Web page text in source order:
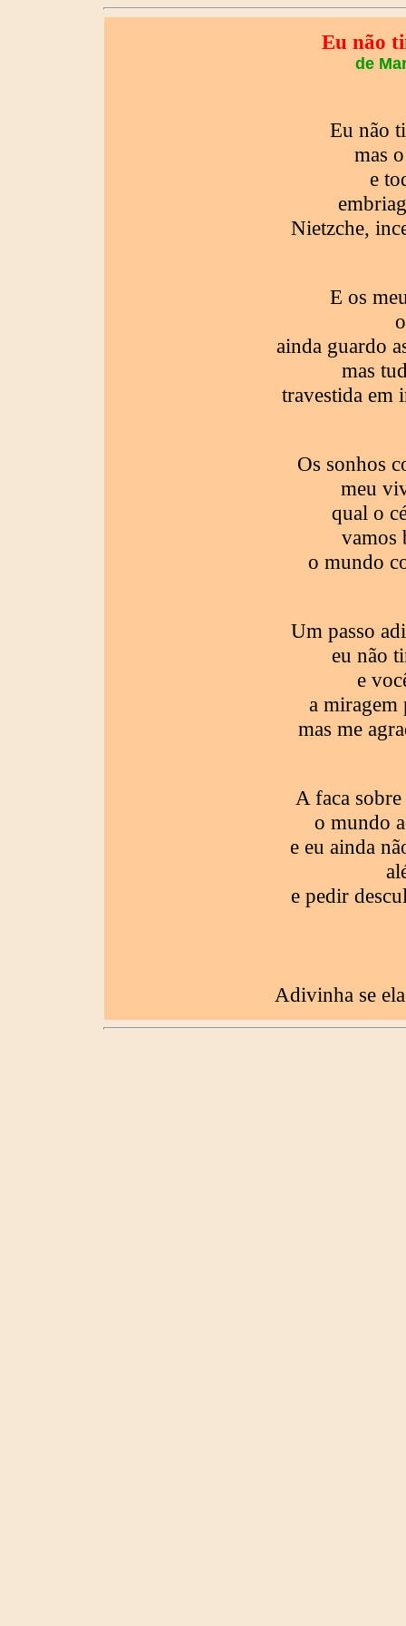
Eu não
de
Eu não
mas
e
Nietzche,
E os
ainda guardo
mas
travestida em
Os sonhos
meu
qual o
vamos
o mundo
Um passo
eu não
e
a miragem
mas me
A faca
o mundo
e eu ainda
e pedir
Adivinha se